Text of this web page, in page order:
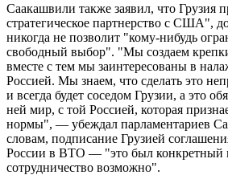
Саакашвили также заявил, что Грузия
стратегическое партнерство с США",
никогда не позволит "кому-нибудь
свободный выбор". "Мы создаем
вместе с тем мы заинтересованы в
Россией. Мы знаем, что сделать это
и всегда будет соседом Грузии, а это
ней мир, с той Россией, которая
нормы", — убеждал парламентариев
словам, подписание Грузией
России в ВТО — "это был конкретный
сотрудничество возможно".